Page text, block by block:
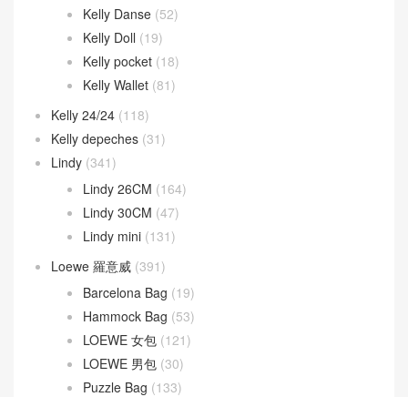
Kelly Danse (52)
Kelly Doll (19)
Kelly pocket (18)
Kelly Wallet (81)
Kelly 24/24 (118)
Kelly depeches (31)
Lindy (341)
Lindy 26CM (164)
Lindy 30CM (47)
Lindy mini (131)
Loewe 羅意威 (391)
Barcelona Bag (19)
Hammock Bag (53)
LOEWE 女包 (121)
LOEWE 男包 (30)
Puzzle Bag (133)